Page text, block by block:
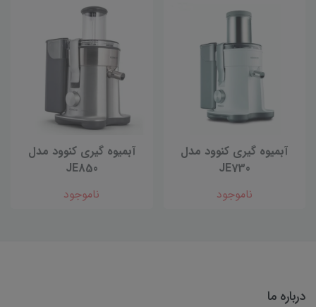
آبمیوه گیری کنوود مدل
JE730
ناموجود
آبمیوه گیری کنوود مدل
JE850
ناموجود
درباره ما